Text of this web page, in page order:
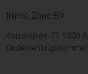
Immo Zone BV
Keizersplein 71 9300